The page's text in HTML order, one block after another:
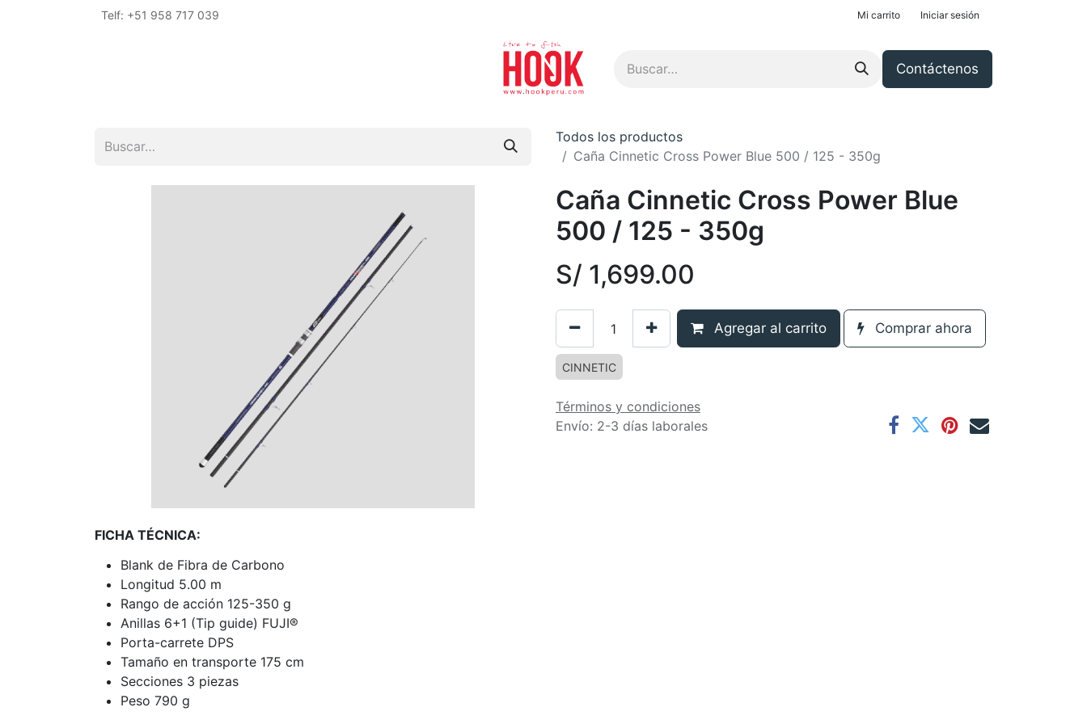
Telf: +51 958 717 039 Mi carrito Iniciar sesión
Contáctenos
Todos los productos
Caña Cinnetic Cross Power Blue 500 / 125 - 350g
FICHA TÉCNICA:
Blank de Fibra de Carbono
Longitud 5.00 m
Rango de acción 125-350 g
Anillas 6+1 (Tip guide) FUJI®
Porta-carrete DPS
Tamaño en transporte 175 cm
Secciones 3 piezas
Peso 790 g
Caña Cinnetic Cross Power Blue
500 / 125 - 350g
S/ 1,699.00
Agregar al carrito Comprar ahora
CINNETIC
Términos y condiciones
Envío: 2-3 días laborales